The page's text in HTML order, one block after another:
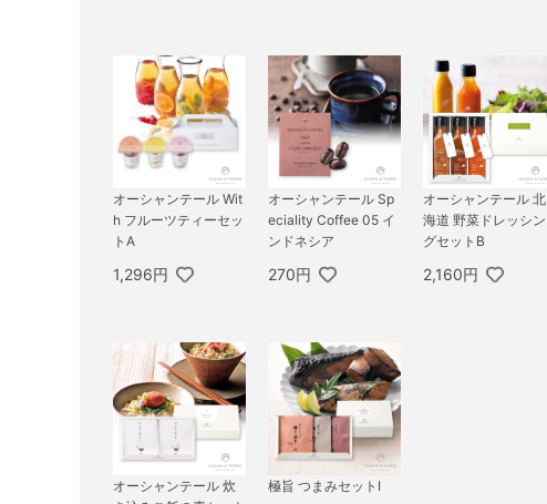
オーシャンテール Wit
h フルーツティーセッ
トA
1,296円
オーシャンテール Sp
eciality Coffee 05 イ
ンドネシア
270円
オーシャンテール 北
海道 野菜ドレッシン
グセットB
2,160円
オーシャンテール 炊
極旨 つまみセットI